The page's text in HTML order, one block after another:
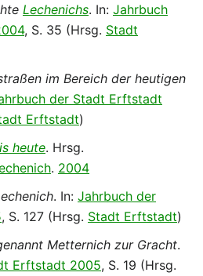
Lechenichs. In: Jahrbuch
, S. 35 (Hrsg. Stadt
im Bereich der heutigen
der Stadt Erftstadt
Erftstadt)
heute. Hrsg.
. 2004
. In: Jahrbuch der
, S. 127 (Hrsg. Stadt Erftstadt)
Metternich zur Gracht.
Erftstadt 2005, S. 19 (Hrsg.